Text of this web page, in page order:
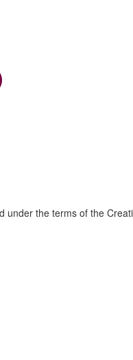
under the terms of the